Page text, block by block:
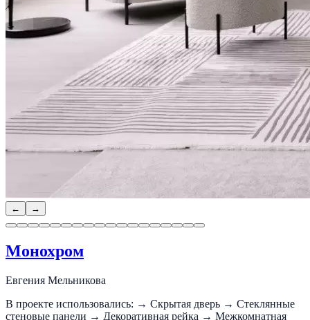
← →
Монохром
Евгения Мельникова
В проекте использовались: → Скрытая дверь → Стеклянные
стеновые панели → Декоративная рейка → Межкомнатная